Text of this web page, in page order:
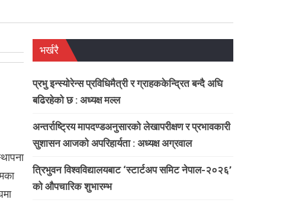
भर्खरै
प्रभु इन्स्योरेन्स प्रविधिमैत्री र ग्राहककेन्द्रित बन्दै अघि
बढिरहेको छ : अध्यक्ष मल्ल
अन्तर्राष्ट्रिय मापदण्डअनुसारको लेखापरीक्षण र प्रभावकारी
सुशासन आजको अपरिहार्यता : अध्यक्ष अग्रवाल
त्रिभुवन विश्वविद्यालयबाट ‘स्टार्टअप समिट नेपाल-२०२६’
को औपचारिक शुभारम्भ